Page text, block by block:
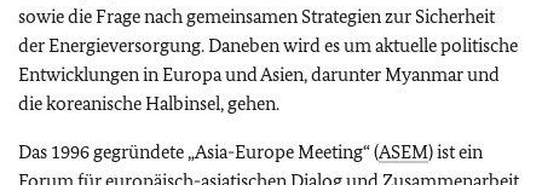
sowie die Frage nach gemeinsamen Strategien zur Sicherheit
der Energieversorgung. Daneben wird es um aktuelle politische
Entwicklungen in Europa und Asien, darunter Myanmar und
die koreanische Halbinsel, gehen.
Das 1996 gegründete „Asia-Europe Meeting“ (ASEM) ist ein